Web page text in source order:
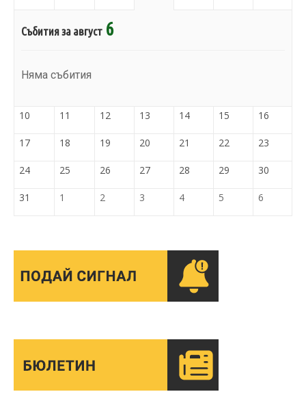
Събития за август 6
Няма събития
10 11 12 13 14 15 16
17 18 19 20 21 22 23
24 25 26 27 28 29 30
31 1 2 3 4 5 6